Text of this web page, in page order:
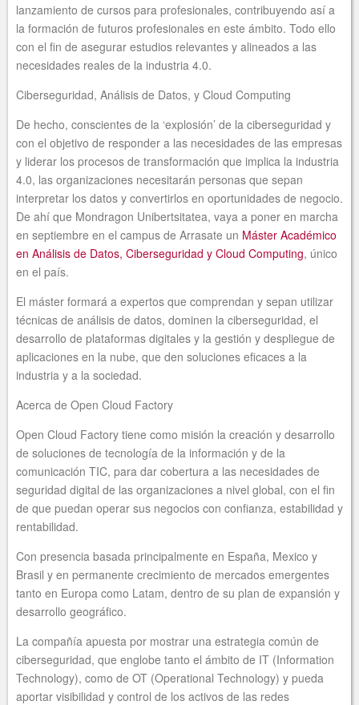
lanzamiento de cursos para profesionales, contribuyendo así a
la formación de futuros profesionales en este ámbito. Todo ello
con el fin de asegurar estudios relevantes y alineados a las
necesidades reales de la industria 4.0.
Ciberseguridad, Análisis de Datos, y Cloud Computing
De hecho, conscientes de la ‘explosión’ de la ciberseguridad y
con el objetivo de responder a las necesidades de las empresas
y liderar los procesos de transformación que implica la industria
4.0, las organizaciones necesitarán personas que sepan
interpretar los datos y convertirlos en oportunidades de negocio.
De ahí que Mondragon Unibertsitatea, vaya a poner en marcha
en septiembre en el campus de Arrasate un Máster Académico
en Análisis de Datos, Ciberseguridad y Cloud Computing, único
en el país.
El máster formará a expertos que comprendan y sepan utilizar
técnicas de análisis de datos, dominen la ciberseguridad, el
desarrollo de plataformas digitales y la gestión y despliegue de
aplicaciones en la nube, que den soluciones eficaces a la
industria y a la sociedad.
Acerca de Open Cloud Factory
Open Cloud Factory tiene como misión la creación y desarrollo
de soluciones de tecnología de la información y de la
comunicación TIC, para dar cobertura a las necesidades de
seguridad digital de las organizaciones a nivel global, con el fin
de que puedan operar sus negocios con confianza, estabilidad y
rentabilidad.
Con presencia basada principalmente en España, Mexico y
Brasil y en permanente crecimiento de mercados emergentes
tanto en Europa como Latam, dentro de su plan de expansión y
desarrollo geográfico.
La compañía apuesta por mostrar una estrategia común de
ciberseguridad, que englobe tanto el ámbito de IT (Information
Technology), como de OT (Operational Technology) y pueda
aportar visibilidad y control de los activos de las redes